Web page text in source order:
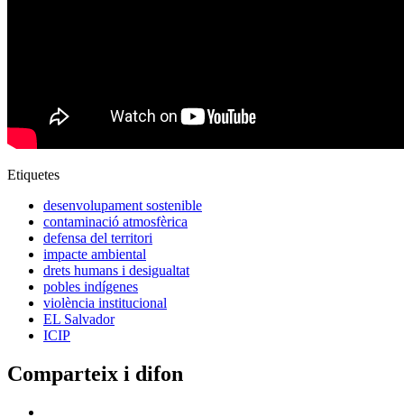
Etiquetes
desenvolupament sostenible
contaminació atmosfèrica
defensa del territori
impacte ambiental
drets humans i desigualtat
pobles indígenes
violència institucional
EL Salvador
ICIP
Comparteix i difon